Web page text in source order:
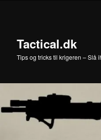
Tactical.dk
Tips og tricks til krigeren –